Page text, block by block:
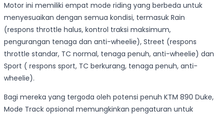
Motor ini memiliki empat mode riding yang berbeda untuk
menyesuaikan dengan semua kondisi, termasuk Rain
(respons throttle halus, kontrol traksi maksimum,
pengurangan tenaga dan anti-wheelie), Street (respons
throttle standar, TC normal, tenaga penuh, anti-wheelie) dan
Sport ( respons sport, TC berkurang, tenaga penuh, anti-
wheelie).
Bagi mereka yang tergoda oleh potensi penuh KTM 890 Duke,
Mode Track opsional memungkinkan pengaturan untuk